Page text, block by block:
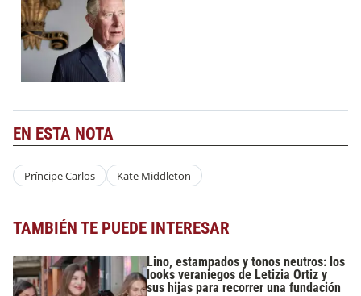
EN ESTA NOTA
Príncipe Carlos Kate Middleton
TAMBIÉN TE PUEDE INTERESAR
Lino, estampados y tonos neutros: los
looks veraniegos de Letizia Ortiz y
sus hijas para recorrer una fundación